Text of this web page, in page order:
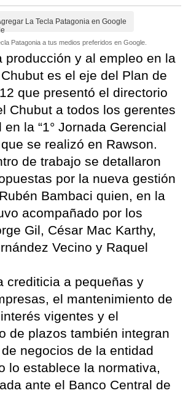
La Tecla Patagonia en Google
Patagonia a tus medios preferidos en Google.
producción y al empleo en la
es el eje del Plan de
que presentó el directorio
Chubut a todos los gerentes
la “1° Jornada Gerencial
se realizó en Rawson.
de trabajo se detallaron
por la nueva gestión
Bambaci quien, en la
acompañado por los
Gil, César Mac Karthy,
Vecino y Raquel
crediticia a pequeñas y
el mantenimiento de
vigentes y el
de plazos también integran
negocios de la entidad
lo establece la normativa,
ante el Banco Central de